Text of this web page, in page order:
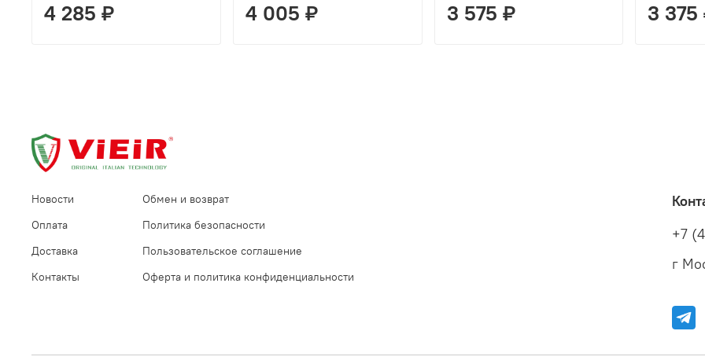
4 285 ₽ 4 005 ₽ 3 575 ₽ 3 375
Новости
Оплата
Доставка
Контакты
Обмен и возврат
Политика безопасности
Пользовательское соглашение
Оферта и политика конфиденциальности
+7
г